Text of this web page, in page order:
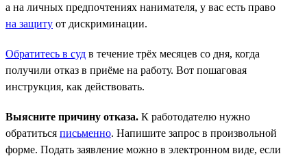
а на личных предпочтениях нанимателя, у вас есть право
на защиту от дискриминации.
Обратитесь в суд в течение трёх месяцев со дня, когда
получили отказ в приёме на работу. Вот пошаговая
инструкция, как действовать.
Выясните причину отказа. К работодателю нужно
обратиться письменно. Напишите запрос в произвольной
форме. Подать заявление можно в электронном виде, если